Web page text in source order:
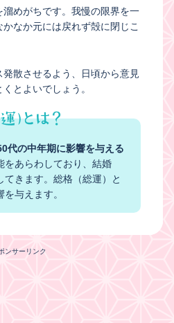
めがちです。我慢の限界を一
なか元には戻れず殻に閉じこ
散させるよう、日頃から意見
とよいでしょう。
代の中年期に影響を与える
をあらわしており、結婚
きます。総格（総運）と
与えます。
ンサーリンク